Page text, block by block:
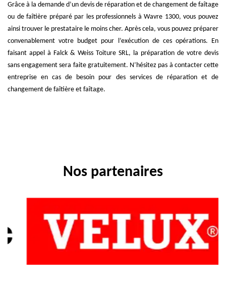
Grâce à la demande d’un devis de réparation et de changement de faîtage
ou de faîtière préparé par les professionnels à Wavre 1300, vous pouvez
ainsi trouver le prestataire le moins cher. Après cela, vous pouvez préparer
convenablement votre budget pour l’exécution de ces opérations. En
faisant appel à Falck & Weiss Toiture SRL, la préparation de votre devis
sans engagement sera faite gratuitement. N’hésitez pas à contacter cette
entreprise en cas de besoin pour des services de réparation et de
changement de faîtière et faîtage.
Nos partenaires